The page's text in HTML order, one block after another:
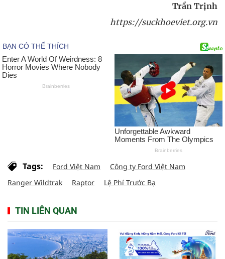
Trần Trịnh
https://suckhoeviet.org.vn
Tags: Ford Việt Nam
Công ty Ford Việt Nam
Ranger Wildtrak
Raptor Lệ Phí Trước Bạ
TIN LIÊN QUAN